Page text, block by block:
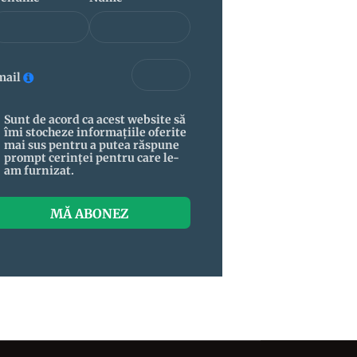
Sunt de acord ca acest website să
îmi stocheze informațiile oferite
mai sus pentru a putea răspune
prompt cerinței pentru care le-
am furnizat.
MĂ ABONEZ